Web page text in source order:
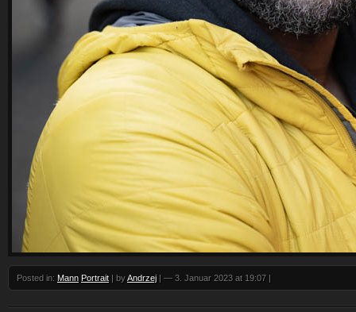
Posted in: Mann Portrait | byAndrzej | — 3. Januar 2023 at 19:07 |